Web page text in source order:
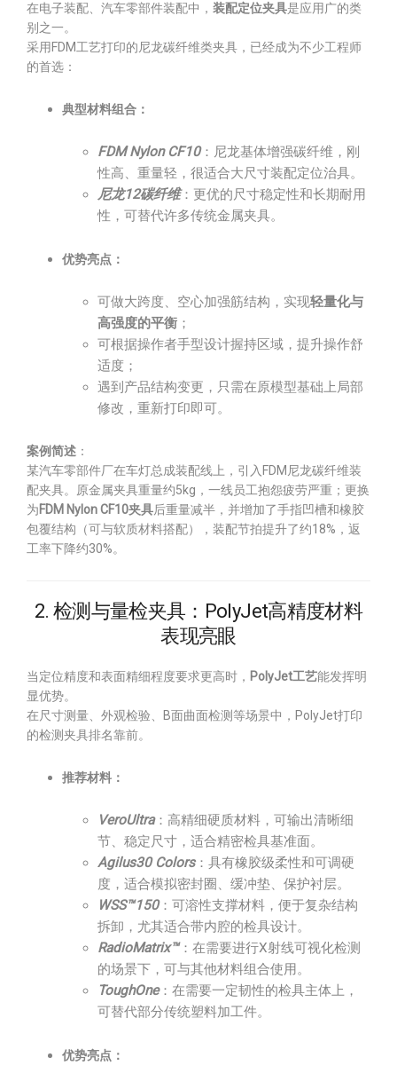
在电子装配、汽车零部件装配中， 装配定位夹具是应用广的类
别之一。
采用FDM工艺打印的尼龙碳纤维类夹具，已经成为不少工程师
的首选：
典型材料组合：
FDM Nylon CF10：尼龙基体增强碳纤维，刚
性高、重量轻，很适合大尺寸装配定位治具。
尼龙12碳纤维：更优的尺寸稳定性和长期耐用
性，可替代许多传统金属夹具。
优势亮点：
可做大跨度、空心加强筋结构，实现轻量化与
高强度的平衡 ；
可根据操作者手型设计握持区域，提升操作舒
适度；
遇到产品结构变更，只需在原模型基础上局部
修改，重新打印即可。
案例简述 ：
某汽车零部件厂在车灯总成装配线上，引入FDM尼龙碳纤维装
配夹具。原金属夹具重量约5kg，一线员工抱怨疲劳严重；更换
为FDM Nylon CF10夹具后重量减半，并增加了手指凹槽和橡胶
包覆结构（可与软质材料搭配），装配节拍提升了约18%，返
工率下降约30%。
2. 检测与量检夹具：PolyJet高精度材料
表现亮眼
当定位精度和表面精细程度要求更高时， PolyJet工艺能发挥明
显优势。
在尺寸测量、外观检验、B面曲面检测等场景中，PolyJet打印
的检测夹具排名靠前。
推荐材料：
VeroUltra：高精细硬质材料，可输出清晰细
节、稳定尺寸，适合精密检具基准面。
Agilus30 Colors：具有橡胶级柔性和可调硬
度，适合模拟密封圈、缓冲垫、保护衬层。
WSS™150：可溶性支撑材料，便于复杂结构
拆卸，尤其适合带内腔的检具设计。
RadioMatrix™：在需要进行X射线可视化检测
的场景下，可与其他材料组合使用。
ToughOne：在需要一定韧性的检具主体上，
可替代部分传统塑料加工件。
优势亮点：